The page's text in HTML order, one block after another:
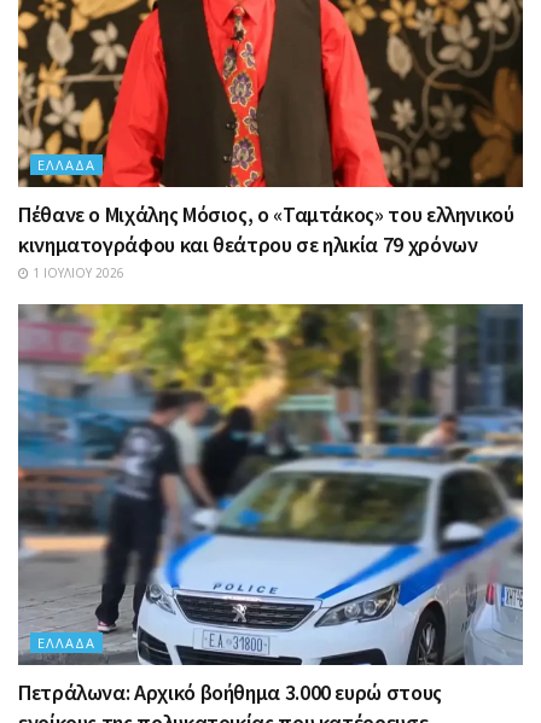
ΕΛΛΆΔΑ
Πέθανε ο Μιχάλης Μόσιος, ο «Ταμτάκος» του ελληνικού
κινηματογράφου και θεάτρου σε ηλικία 79 χρόνων
1 ΙΟΥΛΊΟΥ 2026
ΕΛΛΆΔΑ
Πετράλωνα: Αρχικό βοήθημα 3.000 ευρώ στους